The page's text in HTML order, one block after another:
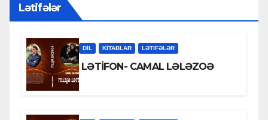
Lətifələr
DİL KİTABLAR LƏTIFƏLƏR
LƏTİFON- CAMAL LƏLƏZOƏ